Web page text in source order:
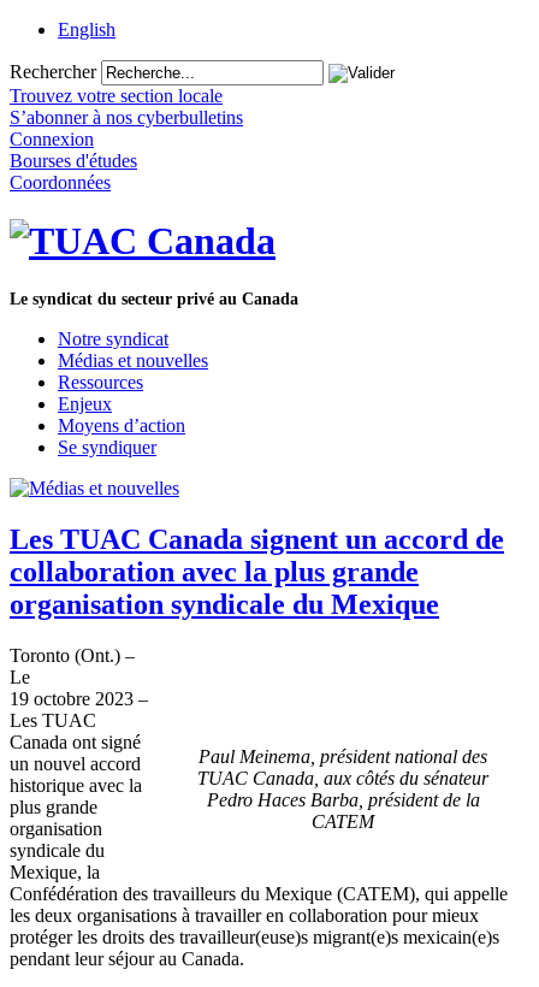
English
Rechercher
Trouvez votre section locale
S’abonner à nos cyberbulletins
Connexion
Bourses d'études
Coordonnées
Le syndicat du secteur privé au Canada
Notre syndicat
Médias et nouvelles
Ressources
Enjeux
Moyens d’action
Se syndiquer
Les TUAC Canada signent un accord de
collaboration avec la plus grande
organisation syndicale du Mexique
Paul Meinema, président national des
TUAC Canada, aux côtés du sénateur
Pedro Haces Barba, président de la
CATEM
Toronto (Ont.) –
Le
19 octobre 2023 –
Les TUAC
Canada ont signé
un nouvel accord
historique avec la
plus grande
organisation
syndicale du
Mexique, la
Confédération des travailleurs du Mexique (CATEM), qui appelle
les deux organisations à travailler en collaboration pour mieux
protéger les droits des travailleur(euse)s migrant(e)s mexicain(e)s
pendant leur séjour au Canada.